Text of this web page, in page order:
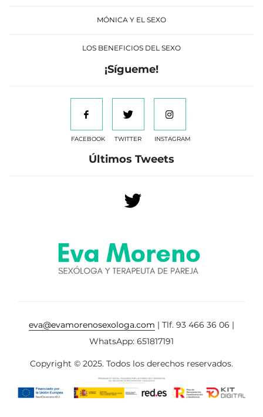
MÓNICA Y EL SEXO
LOS BENEFICIOS DEL SEXO
¡Sígueme!
FACEBOOK TWITTER INSTAGRAM
Últimos Tweets
eva@evamorenosexologa.com | Tlf. 93 466 36 06 |
WhatsApp: 651817191
Copyright © 2025. Todos los derechos reservados.